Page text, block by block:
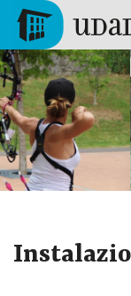
Skip to main content
Tolosa